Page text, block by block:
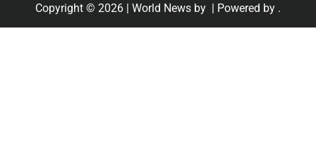
Copyright © 2026 | World News by | Powered by .